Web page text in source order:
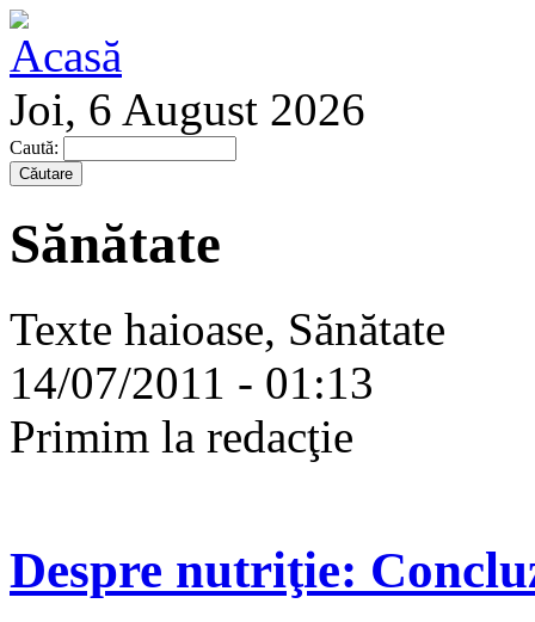
Joi, 6 August 2026
Caută:
Sănătate
Texte haioase, Sănătate
14/07/2011 - 01:13
Primim la redacţie
Despre nutriţie: